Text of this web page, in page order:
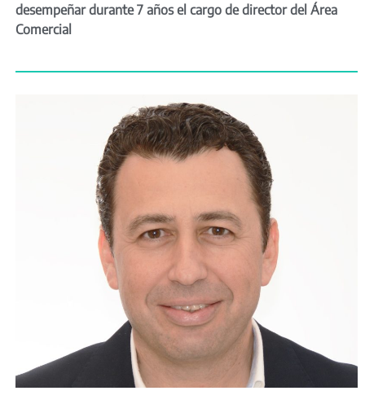
desempeñar durante 7 años el cargo de director del Área
Comercial